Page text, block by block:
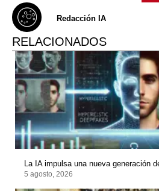
Redacción IA
RELACIONADOS
La IA impulsa una nueva generación
5 agosto, 2026